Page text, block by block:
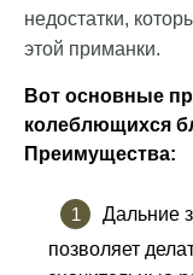
недостатки,
этой приманки.
Вот основные
колеблющихся
Преимущества:
Дальние
позволяет